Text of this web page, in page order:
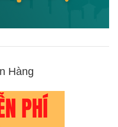
Hàng